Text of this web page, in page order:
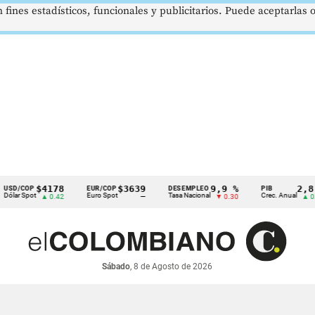
$4178
▲ 0.42
EUR/COP
Euro Spot
$3639
—
DESEMPLEO
Tasa Nacional
9,9 %
▼ 0.30
PIB
Crec. Anual
2,8 %
▲ 0.10
Sábado, 8 de Agosto de 2026
estadísticos, funcionales y publicitarios. Puede aceptarlas